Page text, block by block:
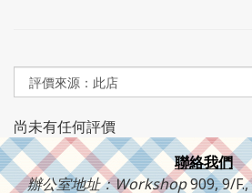
尚未有任何評價
聯絡我們
辦公室地址：Workshop909, 9/